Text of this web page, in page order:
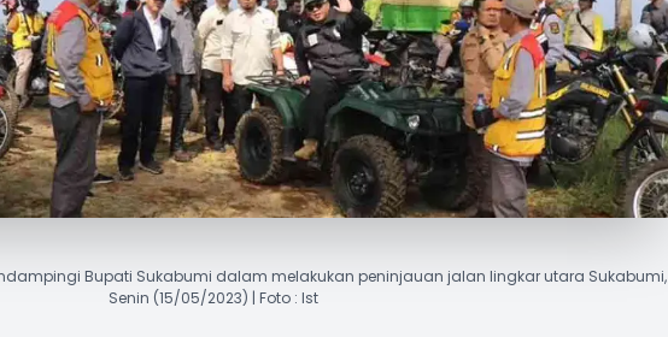
Bupati Sukabumi dalam melakukan peninjauan jalan lingkar utara Sukabumi,
Senin (15/05/2023) | Foto : Ist